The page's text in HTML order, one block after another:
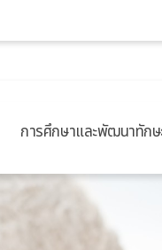
การศึกษาและพัฒนาทักษ